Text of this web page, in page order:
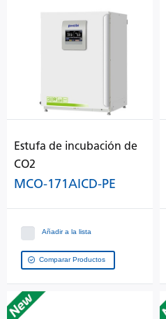
Estufa de incubación de
CO2
MCO-171AICD-PE
Añadir a la lista
Comparar Productos